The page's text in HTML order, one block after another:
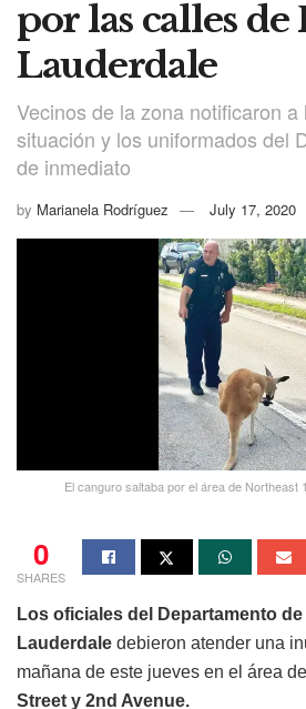
por las calles de
Lauderdale
Vecinos de la zona notificaron
situación y los uniformados del
de inmediato
by Marianela Rodríguez July 17, 2020
El canguro saltaba por el área de Northeast
0
SHARES
Los oficiales del Departamento
Lauderdale debieron atender una
mañana de este jueves en el área de
Street y 2nd Avenue.